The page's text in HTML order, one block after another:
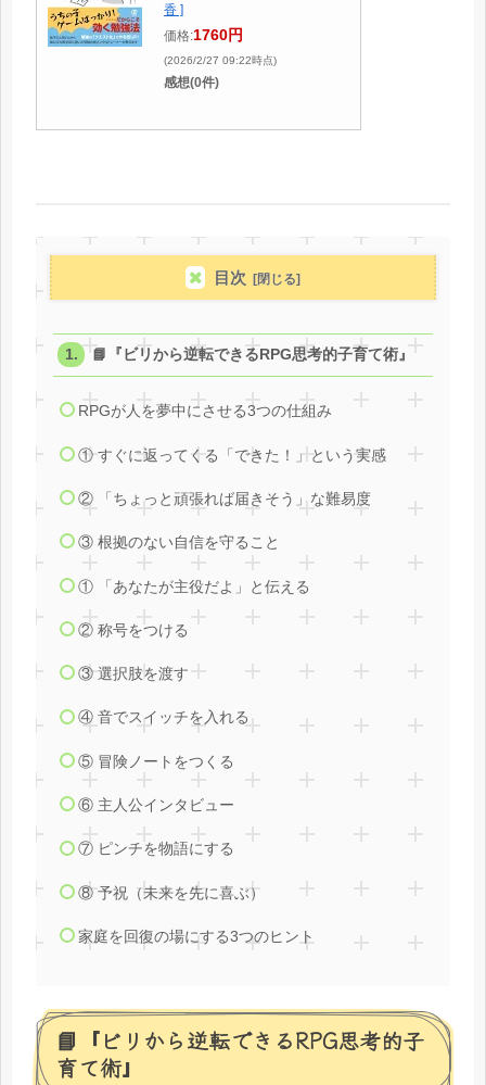
香 ]
価格:1760円
(2026/2/27 09:22時点)
感想(0件)
目次
📘『ビリから逆転できるRPG思考的子育て術』
RPGが人を夢中にさせる3つの仕組み
① すぐに返ってくる「できた！」という実感
② 「ちょっと頑張れば届きそう」な難易度
③ 根拠のない自信を守ること
① 「あなたが主役だよ」と伝える
② 称号をつける
③ 選択肢を渡す
④ 音でスイッチを入れる
⑤ 冒険ノートをつくる
⑥ 主人公インタビュー
⑦ ピンチを物語にする
⑧ 予祝（未来を先に喜ぶ）
家庭を回復の場にする3つのヒント
📘『ビリから逆転できるRPG思考的子
育て術』